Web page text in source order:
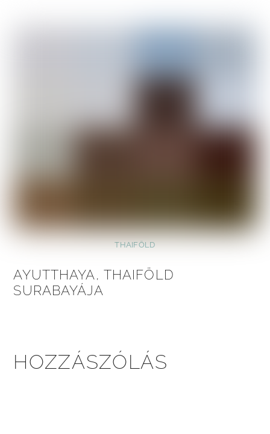
THAIFÖLD
AYUTTHAYA, THAIFÖLD
SURABAYÁJA
HOZZÁSZÓLÁS